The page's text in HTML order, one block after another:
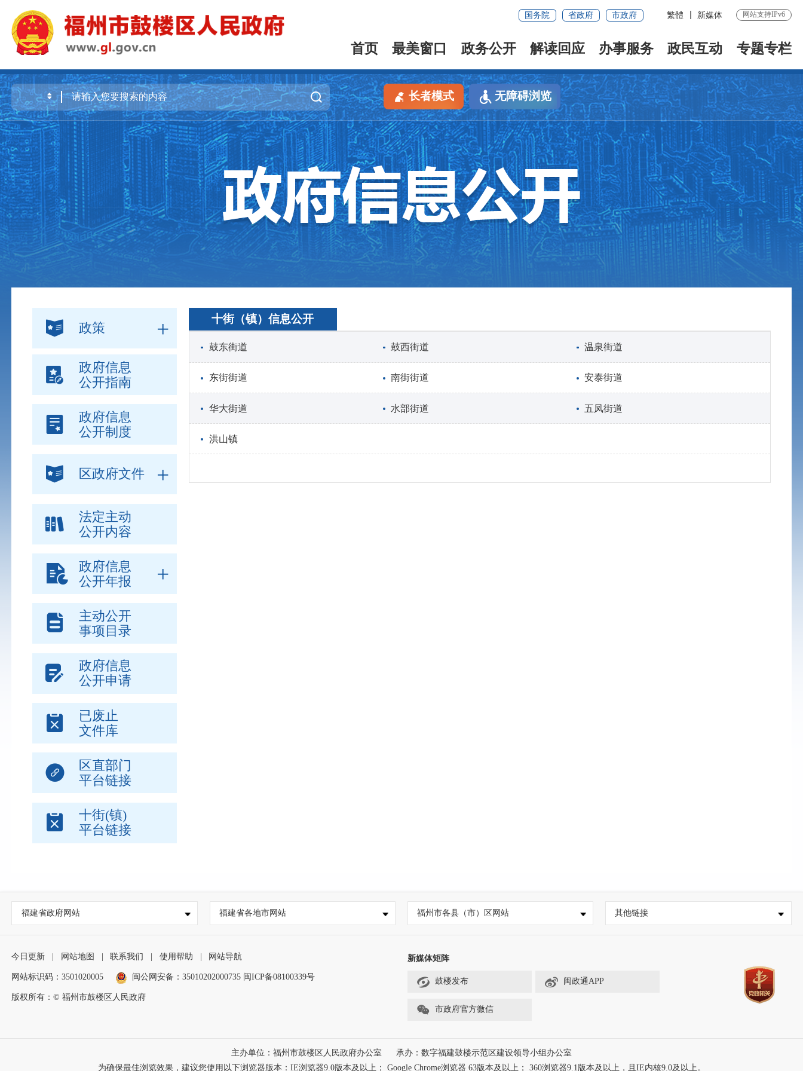
国务院 省政府 市政府 繁體 新媒体 网站支持IPv6
首页 最美窗口 政务公开 解读回应 办事服务 政民互动 专题专栏
长者模式 无障碍浏览
政策
政府信息
公开指南
政府信息
公开制度
区政府文件
法定主动
公开内容
政府信息
公开年报
主动公开
事项目录
政府信息
公开申请
已废止
文件库
区直部门
平台链接
十街(镇)
平台链接
十街（镇）信息公开
鼓东街道 鼓西街道 温泉街道
东街街道 南街街道 安泰街道
华大街道 水部街道 五凤街道
洪山镇
福建省政府网站 福建省各地市网站 福州市各县（市）区网站 其他链接
今日更新 网站地图 联系我们 使用帮助 网站导航
网站标识码：3501020005 闽公网安备：35010202000735 闽ICP备08100339号
版权所有：© 福州市鼓楼区人民政府
新媒体矩阵
鼓楼发布 闽政通APP
市政府官方微信
主办单位：福州市鼓楼区人民政府办公室
承办：数字福建鼓楼示范区建设领导小组办公室
为确保最佳浏览效果，建议您使用以下浏览器版本：IE浏览器9.0版本及以上； Google Chrome浏览器 63版本及以上； 360浏览器9.1版本及以上，且IE内核9.0及以上。